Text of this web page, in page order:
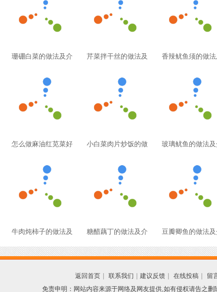
珊硼白菜的做法及介 芹菜拌干丝的做法及 香辣鱿鱼须的做
怎么做麻油红苋菜好 小白菜肉片炒饭的做 玻璃鱿鱼的做法
牛肉炖柿子的做法及 糖醋藕丁的做法及介 豆瓣卿鱼的做法
返回首页 联系我们 建议反馈 在线投稿
留
免责申明：网站内容来源于网络及网友提供,如有侵权请告之